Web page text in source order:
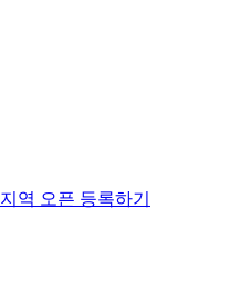
지역 오픈 등록하기